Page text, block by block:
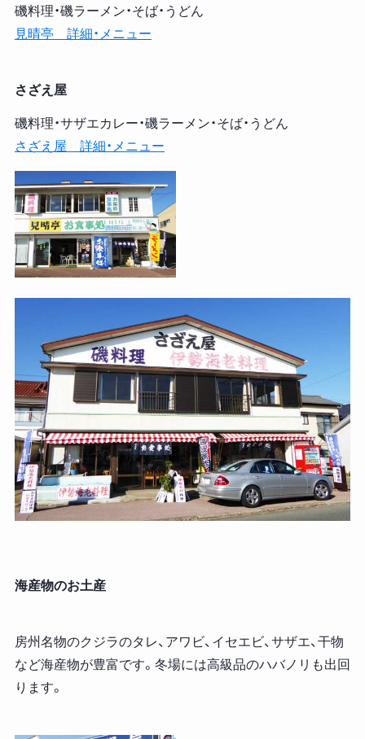
磯料理・磯ラーメン・そば・うどん
見晴亭 詳細・メニュー
さざえ屋
磯料理・サザエカレー・磯ラーメン・そば・うどん
さざえ屋 詳細・メニュー
海産物のお土産
房州名物のクジラのタレ、アワビ、イセエビ、サザエ、干物
など海産物が豊富です。冬場には高級品のハバノリも出回
ります。